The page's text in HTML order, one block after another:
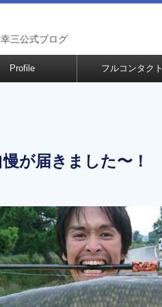
三公式ブログ
Profile フルコンタクト
が届きました〜！